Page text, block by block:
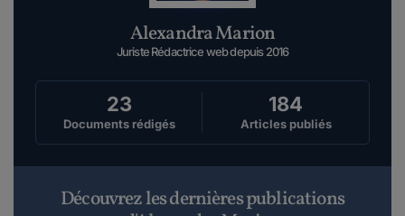
Maddyhp Animateur Communautaire.
le 05-09-2019
Bonjour Orthographe,D'accord avec vous.Faites
Lire plus
Orthographe.
le 05-09-2019
« Faîtes le point ! » -> « Faites le point ! » : il n'y a
Alexandra Marion
Juriste Rédactrice web depuis 2016
23
Documents rédigés
184
Articles publiés
Découvrez les dernières publications